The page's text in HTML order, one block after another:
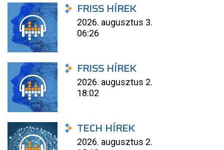
FRISS HÍREK
2026. augusztus 3.
06:26
FRISS HÍREK
2026. augusztus 2.
18:02
TECH HÍREK
2026. augusztus 2.